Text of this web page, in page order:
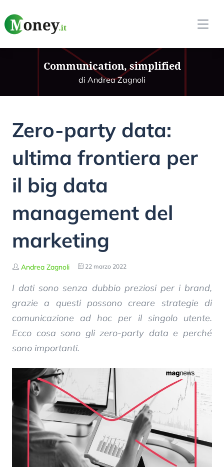
Communication, simplified
di Andrea Zagnoli
Zero-party data:
ultima frontiera per
il big data
management del
marketing
Andrea Zagnoli 22 marzo 2022
I dati sono senza dubbio preziosi per i brand,
grazie a questi possono creare strategie di
comunicazione ad hoc per il singolo utente.
Ecco cosa sono gli zero-party data e perché
sono importanti.